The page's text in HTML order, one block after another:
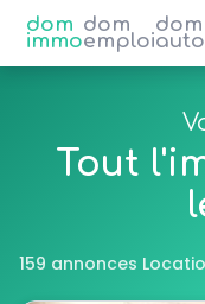
dom
immo
dom
emploi
dom
auto
Tout
159 annonces